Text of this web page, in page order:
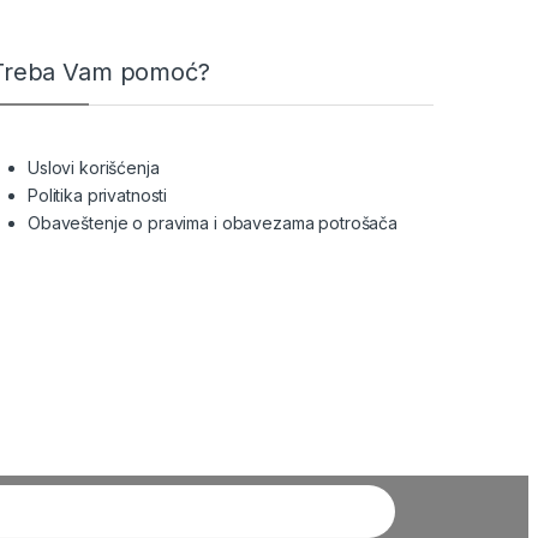
Vam pomoć?
Uslovi korišćenja
Politika privatnosti
Obaveštenje o pravima i obavezama potrošača